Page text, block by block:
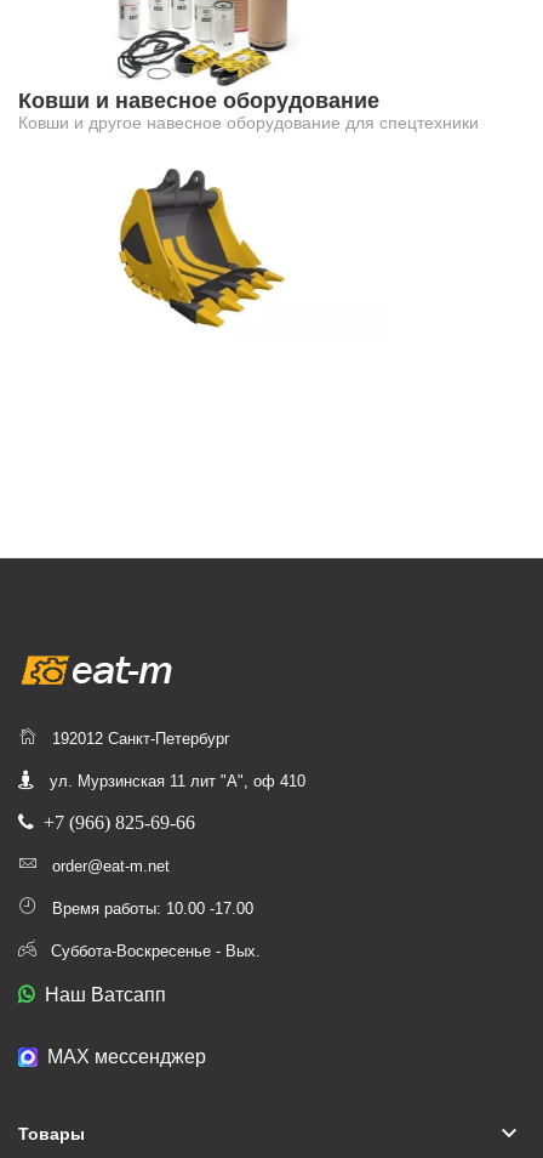
Ковши и навесное оборудование
Ковши и другое навесное оборудование для спецтехники
192012 Санкт-Петербург
ул. Мурзинская 11 лит "А", оф 410
+7 (966) 825-69-66
order@eat-m.net
Время работы: 10.00 -17.00
Суббота-Воскресенье - Вых.
Наш Ватсапп
МАХ мессенджер
Товары keyboard_arrow_down